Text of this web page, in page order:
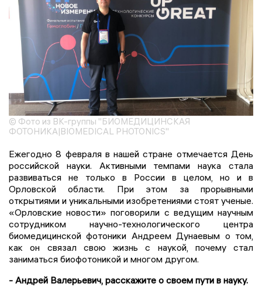
© Фото из ВК-группы "БИОМЕДИЦИНСКАЯ
ФОТОНИКА|BIOMEDICAL PHOTONICS"
Ежегодно 8 февраля в нашей стране отмечается День
российской науки. Активными темпами наука стала
развиваться не только в России в целом, но и в
Орловской области. При этом за прорывными
открытиями и уникальными изобретениями стоят ученые.
«Орловские новости» поговорили с ведущим научным
сотрудником научно-технологического центра
биомедицинской фотоники Андреем Дунаевым о том,
как он связал свою жизнь с наукой, почему стал
заниматься биофотоникой и многом другом.
- Андрей Валерьевич, расскажите о своем пути в науку.